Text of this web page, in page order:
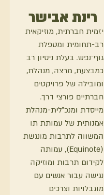
רינת אבישר
יזמית חברתית, מוזיקאית
רב-תחומית ומטפלת
גוף־נפש. בעלת ניסיון רב
כמבצעת, מרצה, מנהלת,
ומובילה של פרויקטים
חברתיים פורצי דרך.
מייסדת ומנכ"לית-מנהלת
אמנותית של עמותת תו
המשווה לתרבות מונגשת
(Equinote), עמותה
לקידום תרבות ומוזיקה
נגישה עבור אנשים עם
מוגבלויות וצרכים